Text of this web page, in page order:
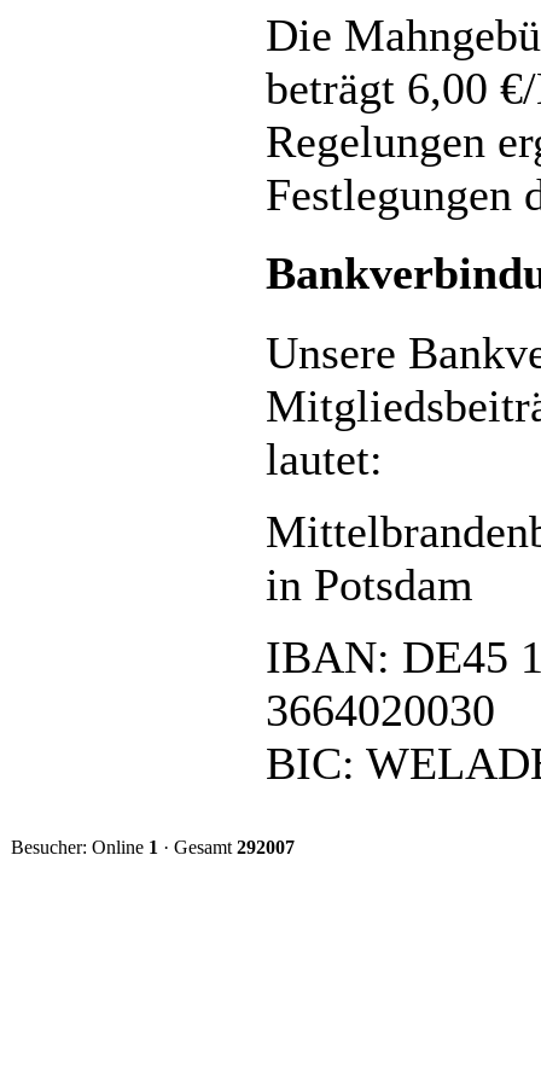
Die
beträgt 6,00
Regelungen
Festlegungen
Unsere
lautet:
in Potsdam
IBAN: DE45
3664020030
BIC:
Besucher: Online 1 · Gesamt 292007